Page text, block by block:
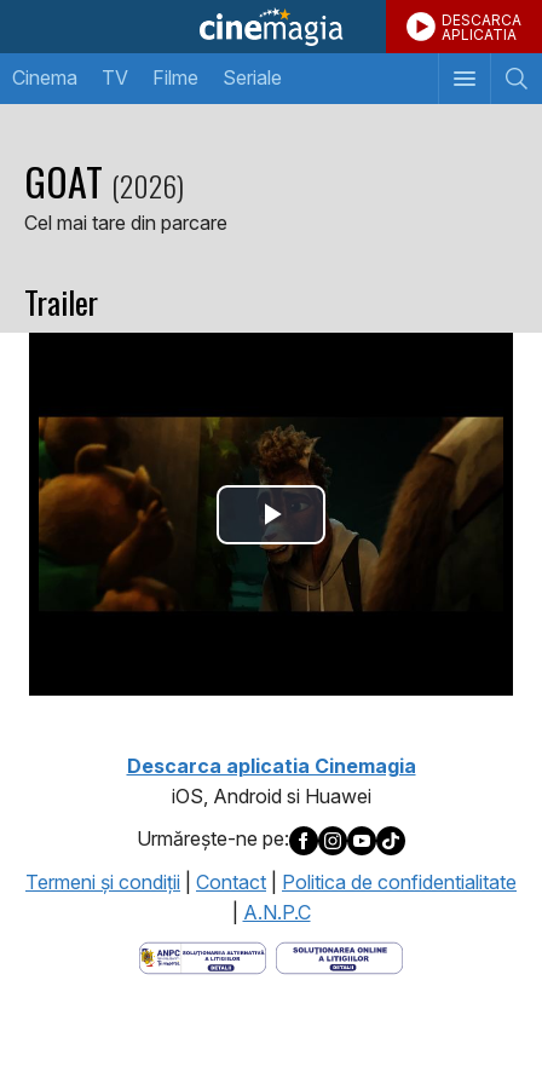
DESCARCA
APLICATIA
Cinema TV Filme Seriale
GOAT (2026)
Cel mai tare din parcare
Trailer
Descarca aplicatia Cinemagia
iOS, Android si Huawei
Urmăreşte-ne pe:
Termeni şi condiţii
Contact
Politica de confidentialitate
A.N.P.C